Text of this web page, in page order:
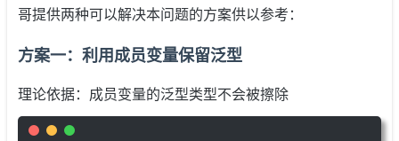
哥提供两种可以解决本问题的方案供以参考：
方案一：利用成员变量保留泛型
理论依据：成员变量的泛型类型不会被擦除